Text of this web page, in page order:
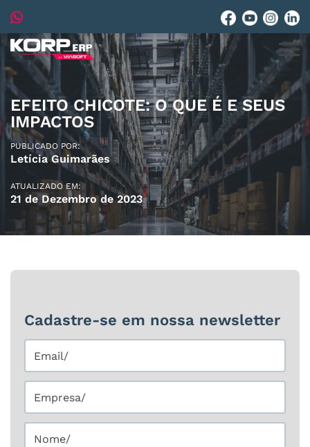
EFEITO CHICOTE: O QUE É E SEUS
IMPACTOS
PUBLICADO POR:
Letícia Guimarães
ATUALIZADO EM:
21 de Dezembro de 2023
Cadastre-se em nossa newsletter